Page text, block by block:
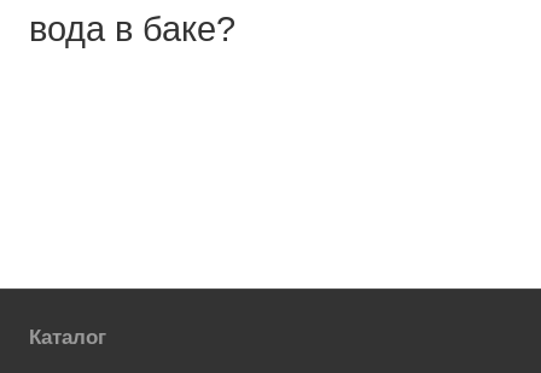
вода в баке?
Каталог